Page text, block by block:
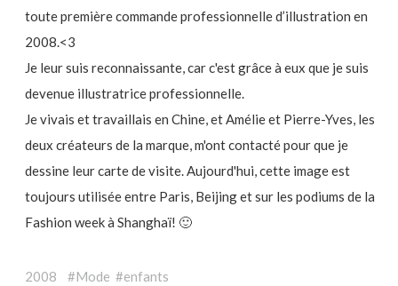
toute première commande professionnelle d’illustration en
2008.<3
Je leur suis reconnaissante, car c'est grâce à eux que je suis
devenue illustratrice professionnelle.
Je vivais et travaillais en Chine, et Amélie et Pierre-Yves, les
deux créateurs de la marque, m'ont contacté pour que je
dessine leur carte de visite. Aujourd'hui, cette image est
toujours utilisée entre Paris, Beijing et sur les podiums de la
Fashion week à Shanghaï! 🙂
2008 #Mode #enfants